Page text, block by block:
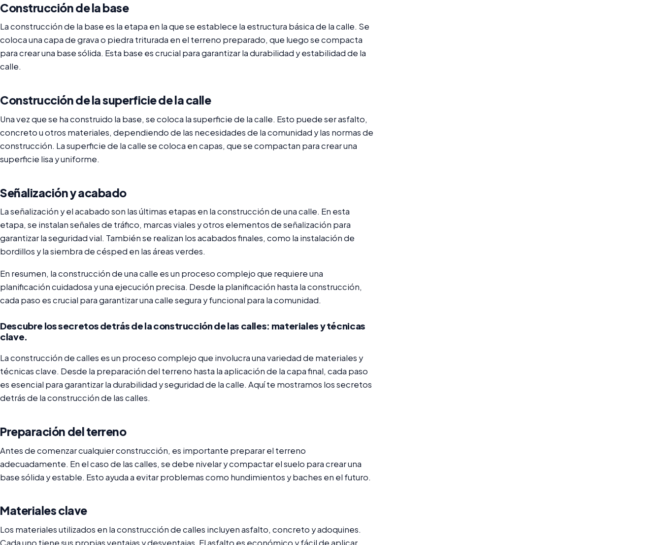
Construcción de la base
La construcción de la base es la etapa en la que se establece la estructura básica de la calle. Se
coloca una capa de grava o piedra triturada en el terreno preparado, que luego se compacta
para crear una base sólida. Esta base es crucial para garantizar la durabilidad y estabilidad de la
calle.
Construcción de la superficie de la calle
Una vez que se ha construido la base, se coloca la superficie de la calle. Esto puede ser asfalto,
concreto u otros materiales, dependiendo de las necesidades de la comunidad y las normas de
construcción. La superficie de la calle se coloca en capas, que se compactan para crear una
superficie lisa y uniforme.
Señalización y acabado
La señalización y el acabado son las últimas etapas en la construcción de una calle. En esta
etapa, se instalan señales de tráfico, marcas viales y otros elementos de señalización para
garantizar la seguridad vial. También se realizan los acabados finales, como la instalación de
bordillos y la siembra de césped en las áreas verdes.
En resumen, la construcción de una calle es un proceso complejo que requiere una
planificación cuidadosa y una ejecución precisa. Desde la planificación hasta la construcción,
cada paso es crucial para garantizar una calle segura y funcional para la comunidad.
Descubre los secretos detrás de la construcción de las calles: materiales y técnicas
clave.
La construcción de calles es un proceso complejo que involucra una variedad de materiales y
técnicas clave. Desde la preparación del terreno hasta la aplicación de la capa final, cada paso
es esencial para garantizar la durabilidad y seguridad de la calle. Aquí te mostramos los secretos
detrás de la construcción de las calles.
Preparación del terreno
Antes de comenzar cualquier construcción, es importante preparar el terreno
adecuadamente. En el caso de las calles, se debe nivelar y compactar el suelo para crear una
base sólida y estable. Esto ayuda a evitar problemas como hundimientos y baches en el futuro.
Materiales clave
Los materiales utilizados en la construcción de calles incluyen asfalto, concreto y adoquines.
Cada uno tiene sus propias ventajas y desventajas. El asfalto es económico y fácil de aplicar,